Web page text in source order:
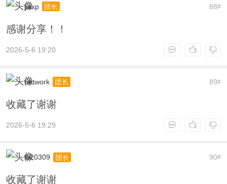
88#
jiaxp 团长
感谢分享！！
2026-5-6 19:20
89#
network 团长
收藏了谢谢
2026-5-6 19:29
90#
lb20309 团长
收藏了谢谢